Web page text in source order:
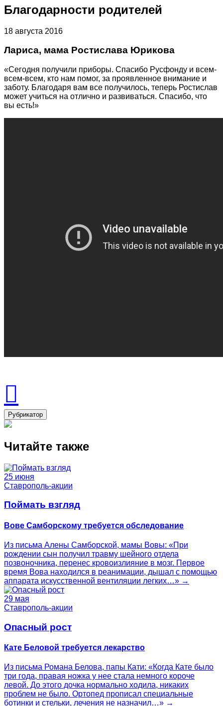
Благодарности родителей
18 августа 2016
Лариса, мама Ростислава Юрикова
«Сегодня получили приборы. Спасибо Русфонду и всем-
всем-всем, кто нам помог, за проявленное внимание и
заботу. Благодаря вам все получилось, теперь Ростислав
может учиться на отлично и развиваться. Спасибо, что
вы есть!»
Рубрикатор
Читайте также
25 июня
Ставрополь-акции
Поймать взгляд
Вове Самборскому требуется обследование
Из письма Алены Самборской, мамы Вовы: «При
рождении сын получил травму шейного отдела
позвоночника, перенес кровоизлияние в мозг. Первое
время Вова находился в реанимации, дышал с помощью
аппарата искусственной вентиляции легких…» →
29 мая
Ставрополь-акции
Опасный рост
Кате Беловой требуется лекарство
Из письма Романа Белова, папы Кати: «Когда Кате было
три года, правая ножка у нее стала немного короче
левой. До этого дочка нормально ходила, никаких
проблем не было. Ортопед прописал специальные
ботинки и стельки, лечения не назначил…» →